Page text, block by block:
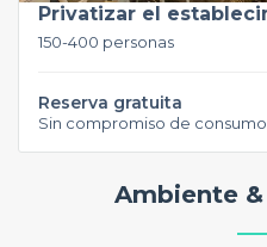
Privatizar el
150-400 personas
Reserva gratuita
Sin compromiso de consumo
Ambiente